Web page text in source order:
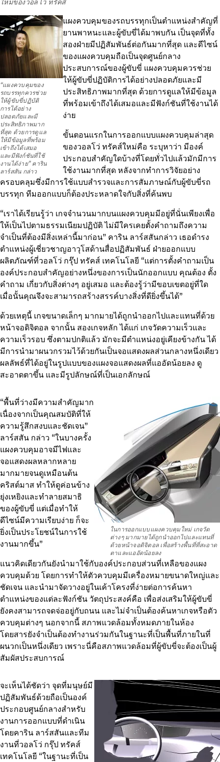
ใหม่ของวอลโว่ ทรัคส์
“แผงควบคุมของ
รถบรรทุกควรช่วย
ให้ผู้ขับขี่ปฏิบัติ
การได้อย่าง
ปลอดภัยและมี
ประสิทธิภาพมาก
ที่สุด ด้วยการดูแล
ให้มีข้อมูลที่พร้อม
เข้าถึงได้เสมอ
และมีฟังก์ชันที่ใช้
งานได้ง่าย” คาริน
ลาร์สสัน กล่าว
แผงควบคุมของรถบรรทุกเป็นตำแหน่งสำคัญที่
ยานพาหนะและผู้ขับขี่ได้มาพบกัน เป็นจุดที่ทั้ง
สองฝ่ายมีปฏิสัมพันธ์ต่อกันมากที่สุด และดีไซน์
ของแผงควบคุมถือเป็นจุดศูนย์กลาง
ประสบการณ์ของผู้ขับขี่ แผงควบคุมควรช่วย
ให้ผู้ขับขี่ปฏิบัติการได้อย่างปลอดภัยและมี
ประสิทธิภาพมากที่สุด ด้วยการดูแลให้มีข้อมูล
ที่พร้อมเข้าถึงได้เสมอและมีฟังก์ชันที่ใช้งานได้
ง่าย
ขั้นตอนแรกในการออกแบบแผงควบคุมล่าสุด
ของวอลโว่ ทรัคส์ใหม่คือ ระบุหาว่า มีองค์
ประกอบสำคัญใดบ้างที่โดยทั่วไปแล้วมักมีการ
ใช้งานมากที่สุด หลังจากทำการวิจัยอย่าง
ครอบคลุมซึ่งมีการใช้แบบสำรวจและการสัมภาษณ์กับผู้ขับขี่รถ
บรรทุก ทีมออกแบบก็ต้องประหลาดใจกับสิ่งที่ค้นพบ
“เราได้เรียนรู้ว่า เกจจำนวนมากบนแผงควบคุมมีอยู่ที่นั่นเพียงเพื่อ
ให้เป็นไปตามธรรมเนียมปฏิบัติ ไม่มีใครเคยตั้งคำถามถึงความ
จำเป็นที่ต้องมีสิ่งเหล่านี้มาก่อน” คาริน ลาร์สสันกล่าว เธอดำรง
ตำแหน่งผู้เชี่ยวชาญอาวุโสด้านสื่อปฏิสัมพันธ์ ฝ่ายออกแบบ
ผลิตภัณฑ์ที่วอลโว่ กรุ๊ป ทรัคส์ เทคโนโลยี “แต่การตั้งคำถามเป็น
องค์ประกอบสำคัญอย่างหนึ่งของการเป็นนักออกแบบ คุณต้อง ตั้ง
คำถาม เกี่ยวกับสิ่งต่างๆ อยู่เสมอ และต้องรู้ว่ามีขอบเขตอยู่ที่ใด
เมื่อนั้นคุณจึงจะสามารถสร้างสรรค์บางสิ่งที่ดียิ่งขึ้นได้”
ด้วยเหตุนี้ เกจขนาดเล็กๆ มากมายได้ถูกนำออกไปและแทนที่ด้วย
หน้าจอดิจิตอล จากนั้น สองเกจหลัก ได้แก่ เกจวัดความเร็วและ
ความเร็วรอบ ซึ่งตามปกติแล้ว มักจะมีตำแหน่งอยู่เคียงข้างกัน ได้
มีการนำมาผนวกรวมไว้ด้วยกันเป็นจอแสดงผลส่วนกลางหนึ่งเดียว
ผลลัพธ์ที่ได้อยู่ในรูปแบบของแผงจอแสดงผลที่แออัดน้อยลง ดู
สะอาดตาขึ้น และมีรูปลักษณ์ที่เป็นเอกลักษณ์
ในการออกแบบแผงควบคุมใหม่ เกจวัด
ต่างๆ มากมายได้ถูกนำออกไปและแทนที่
ด้วยหน้าจอดิจิตอล เพื่อสร้างพื้นที่ที่สะอาด
ตาและแออัดน้อยลง
“พื้นที่ว่างมีความสำคัญมาก
เนื่องจากเป็นคุณสมบัติที่ให้
ความรู้สึกสงบและชัดเจน”
ลาร์สสัน กล่าว “ในบางครั้ง
แผงควบคุมอาจมีไฟและ
จอแสดงผลหลากหลาย
มากมายจนดูเหมือนต้น
คริสต์มาส ทำให้ดูค่อนข้าง
ยุ่งเหยิงและทำลายสมาธิ
ของผู้ขับขี่ แต่เมื่อทำให้
ดีไซน์มีความเรียบง่าย ก็จะ
ยิ่งเป็นประโยชน์ในการใช้
งานมากขึ้น”
แนวคิดเดียวกันยังนำมาใช้กับองค์ประกอบส่วนที่เหลือของแผง
ควบคุมด้วย โดยการทำให้ตัวควบคุมมีเครื่องหมายขนาดใหญ่และ
ชัดเจน และนำมาจัดวางอยู่ในเค้าโครงที่ง่ายต่อการค้นหา
ตำแหน่งของแต่ละฟังก์ชัน วัตถุประสงค์คือ เพื่อส่งเสริมให้ผู้ขับขี่
ยังคงสามารถจดจ่ออยู่กับถนน และไม่จำเป็นต้องค้นหาเกจหรือตัว
ควบคุมต่างๆ นอกจากนี้ สภาพแวดล้อมทั้งหมดภายในห้อง
โดยสารยังจำเป็นต้องทำงานร่วมกันในฐานะที่เป็นพื้นที่ภายในที่
ผนวกเป็นหนึ่งเดียว เพราะนี่คือสภาพแวดล้อมที่ผู้ขับขี่จะต้องเป็นผู้
สัมผัสประสบการณ์
จะเห็นได้ชัดว่า จุดที่มนุษย์มี
ปฏิสัมพันธ์ด้วยถือเป็นองค์
ประกอบศูนย์กลางสำหรับ
งานการออกแบบที่ดำเนิน
โดยคาริน ลาร์สสันและทีม
งานที่วอลโว่ กรุ๊ป ทรัคส์
เทคโนโลยี “ในฐานะที่เป็น